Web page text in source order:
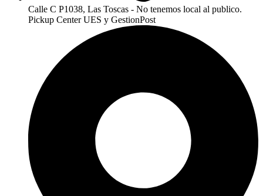
Calle C P1038, Las Toscas - No tenemos local al publico.
Pickup Center UES y GestionPost